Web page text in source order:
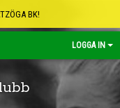
BK!
LOGGA IN